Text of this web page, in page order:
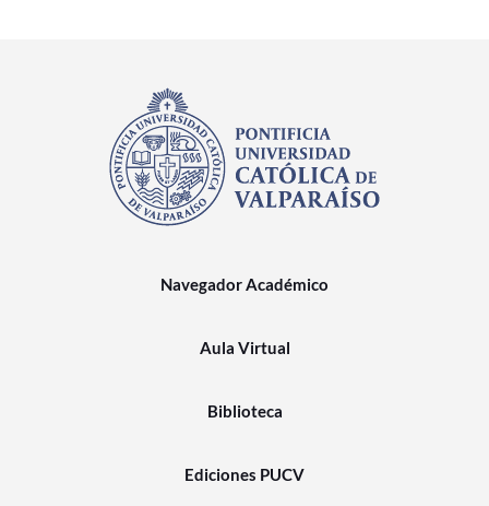
Navegador Académico
Aula Virtual
Biblioteca
Ediciones PUCV